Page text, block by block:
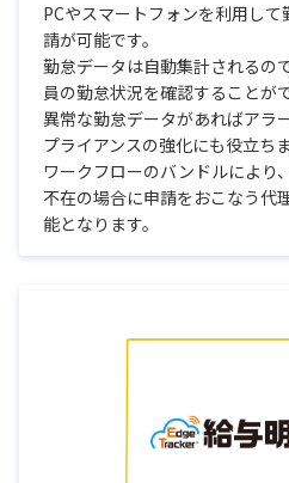
PCやスマートフォンを利用し
請が可能です。
勤怠データは自動集計されるの
員の勤怠状況を確認することが
異常な勤怠データがあればアラ
プライアンスの強化にも役立ちま
ワークフローのバンドルにより
不在の場合に申請をおこなう代
能となります。